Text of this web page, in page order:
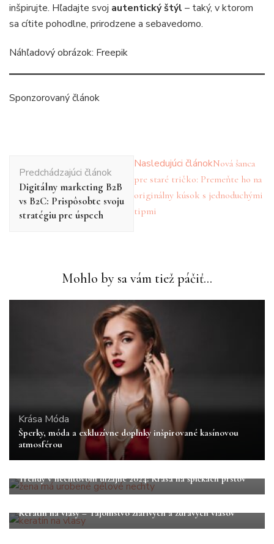
inšpirujte. Hľadajte svoj autentický štýl – taký, v ktorom
sa cítite pohodlne, prirodzene a sebavedomo.
Náhľadový obrázok: Freepik
Sponzorovaný článok
článku
Predchádzajúci článok
Digitálny marketing B2B
vs B2C: Prispôsobte svoju
stratégiu pre úspech
Nasledujúci článokNová šanca
pre staré tričko: Premeňte ho na
originálny kúsok s jednoduchými
tipmi
Mohlo by sa vám tiež páčiť...
Krása Móda
Šperky, móda a exkluzívne doplnky inšpirované kasínovou
atmosférou
Trendy v nechtovom dizajne 2024: Krása na špičkách prstov
Keratín na vlasy – Tajomstvo žiarivých a zdravých vlasov